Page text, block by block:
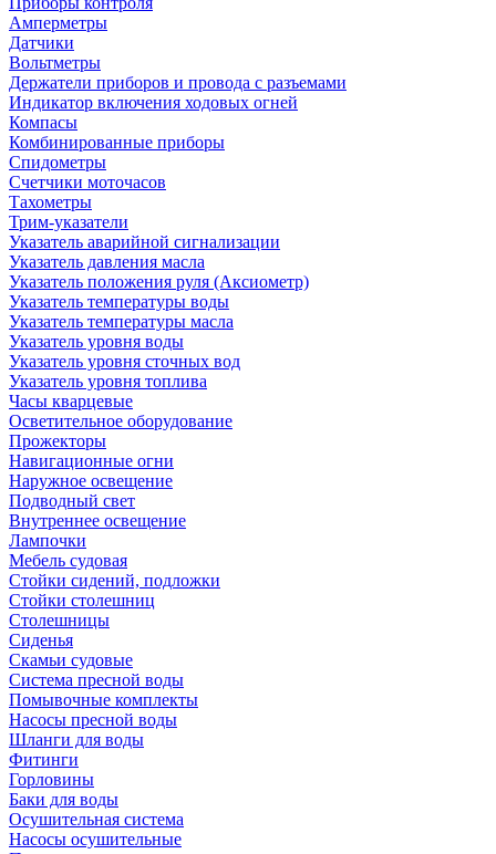
Амперметры
Датчики
Вольтметры
Держатели приборов и провода с разъемами
Индикатор включения ходовых огней
Компасы
Комбинированные приборы
Спидометры
Счетчики моточасов
Тахометры
Трим-указатели
Указатель аварийной сигнализации
Указатель давления масла
Указатель положения руля (Аксиометр)
Указатель температуры воды
Указатель температуры масла
Указатель уровня воды
Указатель уровня сточных вод
Указатель уровня топлива
Часы кварцевые
Осветительное оборудование
Прожекторы
Навигационные огни
Наружное освещение
Подводный свет
Внутреннее освещение
Лампочки
Мебель судовая
Стойки сидений, подложки
Стойки столешниц
Столешницы
Сиденья
Скамьи судовые
Система пресной воды
Помывочные комплекты
Насосы пресной воды
Шланги для воды
Фитинги
Горловины
Баки для воды
Осушительная система
Насосы осушительные